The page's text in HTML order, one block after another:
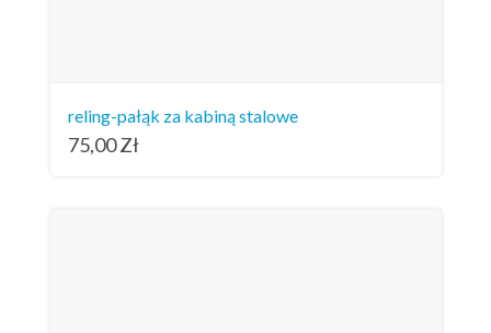
reling-pałąk za kabiną stalowe
75,00Zł